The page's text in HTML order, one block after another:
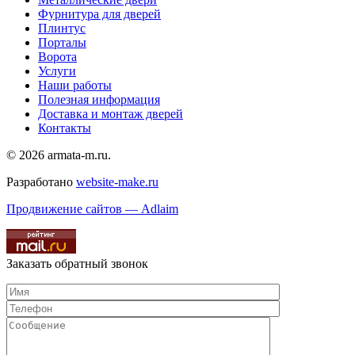
Фурнитура для дверей
Плинтус
Порталы
Ворота
Услуги
Наши работы
Полезная информация
Доставка и монтаж дверей
Контакты
© 2026 armata-m.ru.
Разработано website-make.ru
Продвижение сайтов — Adlaim
Заказать обратный звонок